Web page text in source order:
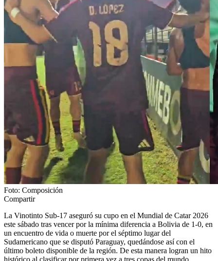
Foto: Composición
Compartir
La Vinotinto Sub-17 aseguró su cupo en el Mundial de Catar 2026
este sábado tras vencer por la mínima diferencia a Bolivia de 1-0, en
un encuentro de vida o muerte por el séptimo lugar del
Sudamericano que se disputó Paraguay, quedándose así con el
último boleto disponible de la región. De esta manera logran un hito
histórico al clasificar por primera vez a tres copas del mundo